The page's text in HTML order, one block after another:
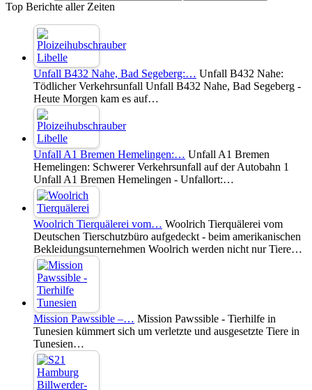
Top Berichte aller Zeiten
Unfall B432 Nahe, Bad Segeberg:… Unfall B432 Nahe:
Tödlicher Verkehrsunfall Unfall B432 Nahe, Bad Segeberg -
Heute Morgen kam es auf…
Unfall A1 Bremen Hemelingen:… Unfall A1 Bremen
Hemelingen: Schwerer Verkehrsunfall auf der Autobahn 1
Unfall A1 Bremen Hemelingen - Unfallort:…
Woolrich Tierquälerei vom… Woolrich Tierquälerei vom
Deutschen Tierschutzbüro aufgedeckt - beim amerikanischen
Bekleidungsunternehmen Woolrich werden nicht nur Tiere…
Mission Pawssible –… Mission Pawssible - Tierhilfe in
Tunesien kümmert sich um verletzte und ausgesetzte Tiere in
Tunesien…